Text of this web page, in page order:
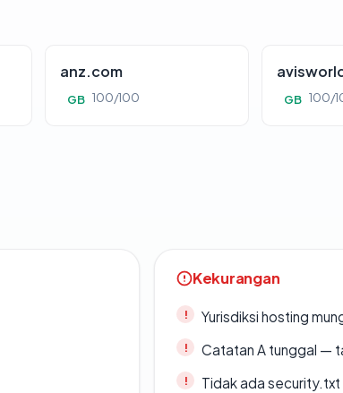
anz.com
GB 100/100 GB 100/
Kekurangan
Yurisdiksi hosting
Catatan A tunggal —
Tidak ada security.txt